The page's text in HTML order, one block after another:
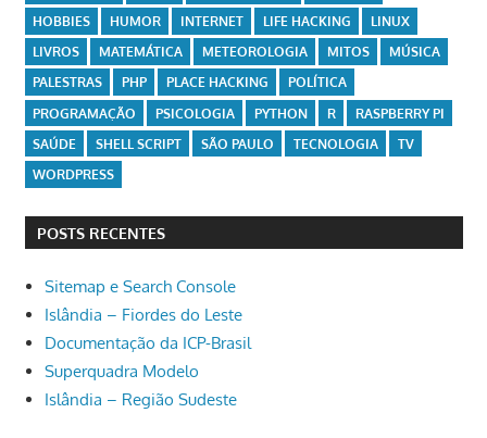
HOBBIES
HUMOR INTERNET LIFE HACKING
LINUX
LIVROS
MATEMÁTICA METEOROLOGIA MITOS
MÚSICA
PALESTRAS
PHP PLACE HACKING
POLÍTICA
PROGRAMAÇÃO
PSICOLOGIA PYTHON R
RASPBERRY PI
SAÚDE
SHELL SCRIPT SÃO PAULO TECNOLOGIA
TV
WORDPRESS
POSTS RECENTES
Sitemap e Search Console
Islândia – Fiordes do Leste
Documentação da ICP-Brasil
Superquadra Modelo
Islândia – Região Sudeste